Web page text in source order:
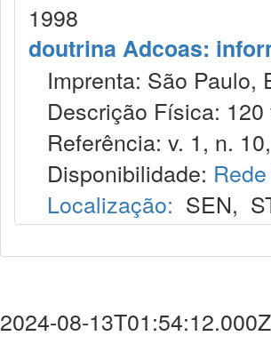
1998
doutrina Adcoas:
Imprenta: São Paulo,
Descrição Física: 120
Referência: v. 1, n.
Disponibilidade:
Localização: SEN,
2024-08-